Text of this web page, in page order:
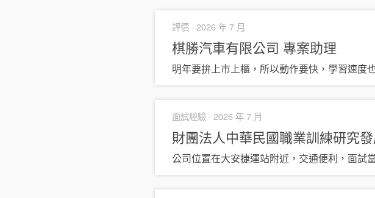
評價 · 2026 年 7 月
棋勝汽車有限公司 專案助理
明年要拚上市上櫃，所以動作要快，學習速度
面試經驗 · 2026 年 7 月
財團法人中華民國職業訓練研究
公司位置在大安捷運站附近，交通便利，面試